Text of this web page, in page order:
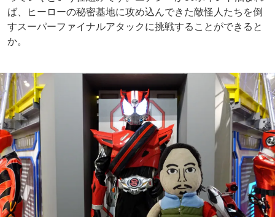
ば、ヒーローの秘密基地に攻め込んできた敵怪人たちを倒
すスーパーファイナルアタックに挑戦することができると
か。